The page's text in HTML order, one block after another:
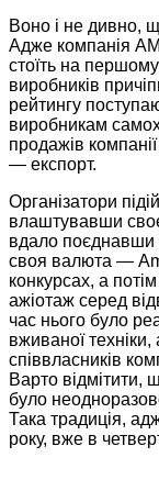
Воно і не дивно,
Адже компанія
стоїть на
виробників
рейтингу
виробникам
продажів
— експорт.
Організатори
влаштувавши
вдало поєднавши
своя валюта —
конкурсах, а
ажіотаж серед
час нього було
вживаної
співвласників
Варто відмітити,
було
Така традиція,
року, вже в